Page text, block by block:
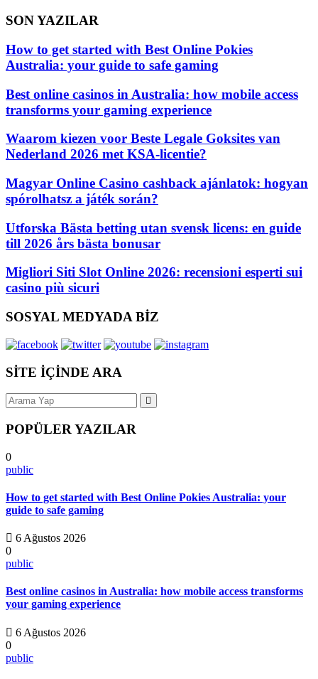
SON YAZILAR
How to get started with Best Online Pokies
Australia: your guide to safe gaming
Best online casinos in Australia: how mobile access
transforms your gaming experience
Waarom kiezen voor Beste Legale Goksites van
Nederland 2026 met KSA-licentie?
Magyar Online Casino cashback ajánlatok: hogyan
spórolhatsz a játék során?
Utforska Bästa betting utan svensk licens: en guide
till 2026 års bästa bonusar
Migliori Siti Slot Online 2026: recensioni esperti sui
casino più sicuri
SOSYAL MEDYADA BİZ
SİTE İÇİNDE ARA
POPÜLER YAZILAR
0
public
How to get started with Best Online Pokies Australia: your
guide to safe gaming
6 Ağustos 2026
0
public
Best online casinos in Australia: how mobile access transforms
your gaming experience
6 Ağustos 2026
0
public